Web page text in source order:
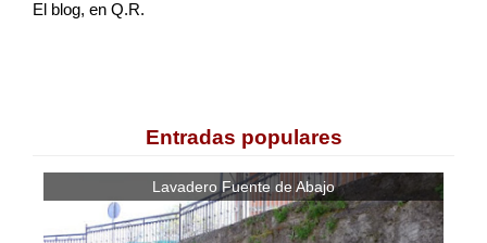
El blog, en Q.R.
Entradas populares
Lavadero Fuente de Abajo